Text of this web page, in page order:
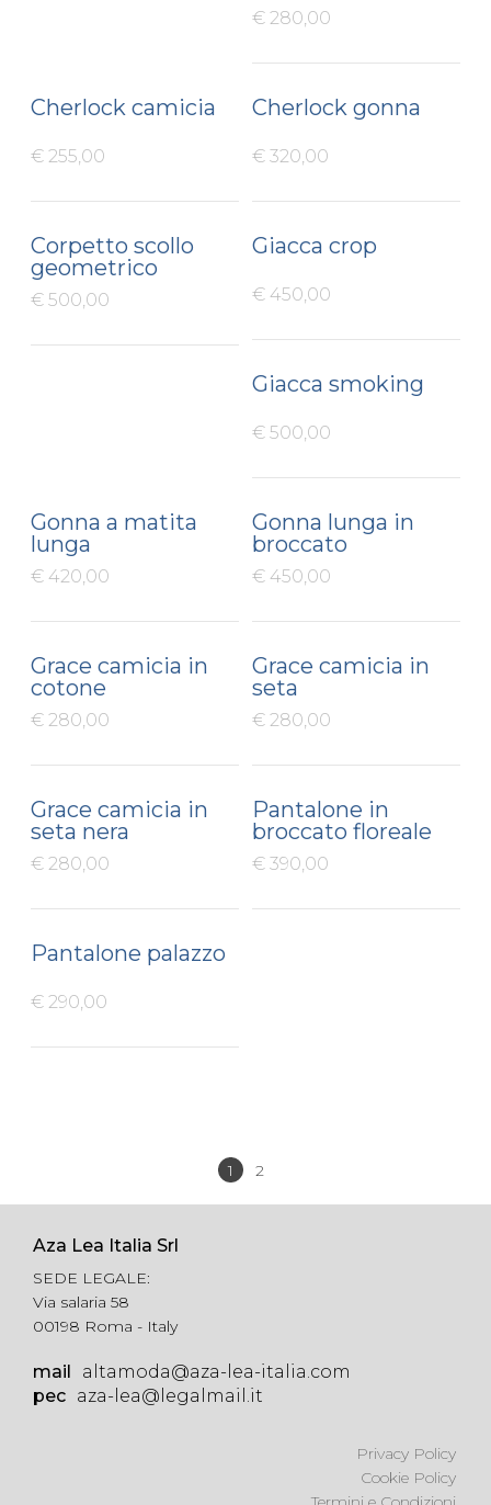
€ 280,00
Cherlock camicia
€ 255,00
Cherlock gonna
€ 320,00
Corpetto scollo
geometrico
€ 500,00
Giacca crop
€ 450,00
Giacca smoking
€ 500,00
Gonna a matita
lunga
€ 420,00
Gonna lunga in
broccato
€ 450,00
Grace camicia in
cotone
€ 280,00
Grace camicia in
seta
€ 280,00
Grace camicia in
seta nera
€ 280,00
Pantalone in
broccato floreale
€ 390,00
Pantalone palazzo
€ 290,00
1 2
Aza Lea Italia Srl
SEDE LEGALE:
Via salaria 58
00198 Roma - Italy
mail
altamoda@aza-lea-italia.com
pec aza-lea@legalmail.it
Privacy Policy
Cookie Policy